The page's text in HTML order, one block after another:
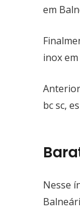
em
inox
bc sc,
Nesse
JM